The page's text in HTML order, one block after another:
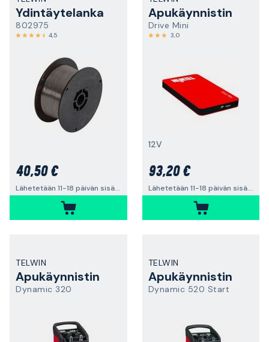
Ydintäytelanka
802975
4,5
40,50 €
Lähetetään 11-18 päivän sisällä
Apukäynnistin
Drive Mini
3,0
12V
93,20 €
Lähetetään 11-18 päivän sisällä
TELWIN
Apukäynnistin
Dynamic 320
TELWIN
Apukäynnistin
Dynamic 520 Start